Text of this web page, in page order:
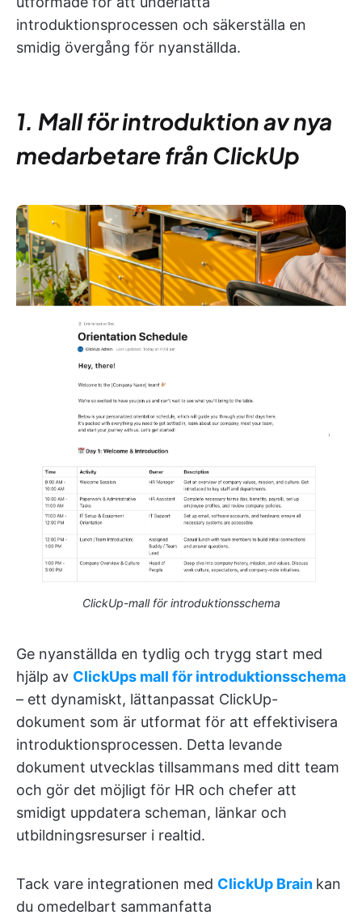
introduktionsprocessen och säkerställa en
smidig övergång för nyanställda.
1. Mall för introduktion av nya
medarbetare från ClickUp
ClickUp-mall för introduktionsschema
Ge nyanställda en tydlig och trygg start med
hjälp av ClickUps mall för introduktionsschema
– ett dynamiskt, lättanpassat ClickUp-
dokument som är utformat för att effektivisera
introduktionsprocessen. Detta levande
dokument utvecklas tillsammans med ditt team
och gör det möjligt för HR och chefer att
smidigt uppdatera scheman, länkar och
utbildningsresurser i realtid.
Tack vare integrationen med ClickUp Brain kan
du omedelbart sammanfatta